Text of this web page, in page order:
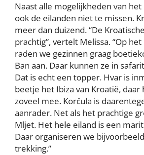
Naast alle mogelijkheden van
ook de eilanden niet te missen.
meer dan duizend. “De
prachtig”, vertelt Melissa. “Op
raden we gezinnen graag
Ban aan. Daar kunnen ze in
Dat is echt een topper. Hvar is
beetje het Ibiza van Kroatië, daar
zoveel mee. Korčula is
aanrader. Net als het prachtige
Mljet. Het hele eiland is een
Daar organiseren we
trekking.”